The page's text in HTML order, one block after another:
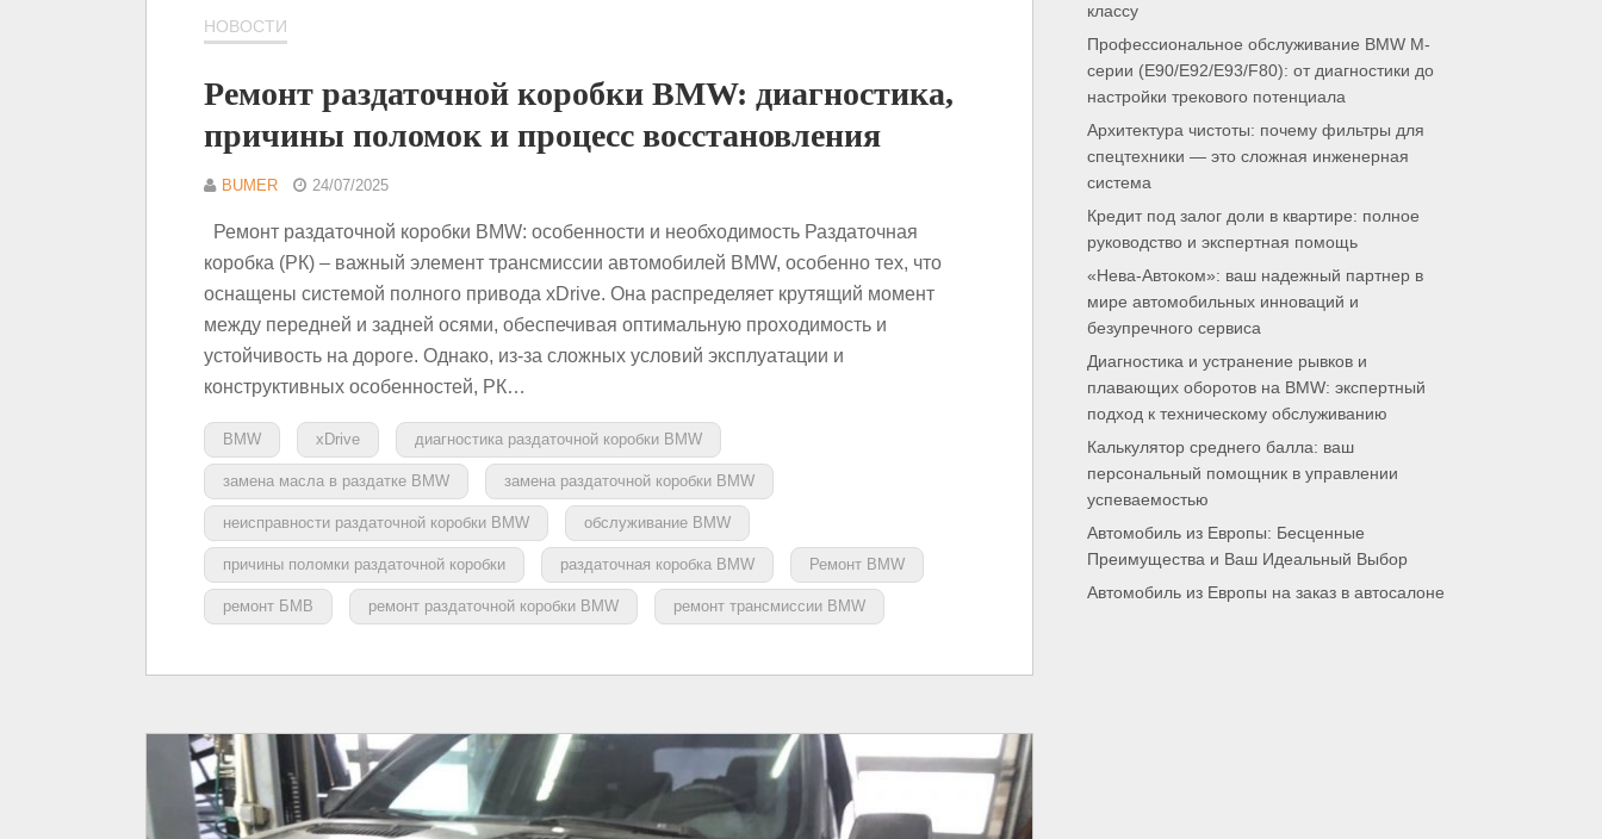
НОВОСТИ
Ремонт раздаточной коробки BMW: диагностика,
причины поломок и процесс восстановления
BUMER 24/07/2025
Ремонт раздаточной коробки BMW: особенности и необходимость Раздаточная
коробка (РК) – важный элемент трансмиссии автомобилей BMW, особенно тех, что
оснащены системой полного привода xDrive. Она распределяет крутящий момент
между передней и задней осями, обеспечивая оптимальную проходимость и
устойчивость на дороге. Однако, из-за сложных условий эксплуатации и
конструктивных особенностей, РК…
BMW xDrive диагностика раздаточной коробки BMW
замена масла в раздатке BMW замена раздаточной коробки BMW
неисправности раздаточной коробки BMW обслуживание BMW
причины поломки раздаточной коробки раздаточная коробка BMW Ремонт BMW
ремонт БМВ ремонт раздаточной коробки BMW ремонт трансмиссии BMW
классу
Профессиональное обслуживание BMW M-
серии (E90/E92/E93/F80): от диагностики до
настройки трекового потенциала
Архитектура чистоты: почему фильтры для
спецтехники — это сложная инженерная
система
Кредит под залог доли в квартире: полное
руководство и экспертная помощь
«Нева-Автоком»: ваш надежный партнер в
мире автомобильных инноваций и
безупречного сервиса
Диагностика и устранение рывков и
плавающих оборотов на BMW: экспертный
подход к техническому обслуживанию
Калькулятор среднего балла: ваш
персональный помощник в управлении
успеваемостью
Автомобиль из Европы: Бесценные
Преимущества и Ваш Идеальный Выбор
Автомобиль из Европы на заказ в автосалоне